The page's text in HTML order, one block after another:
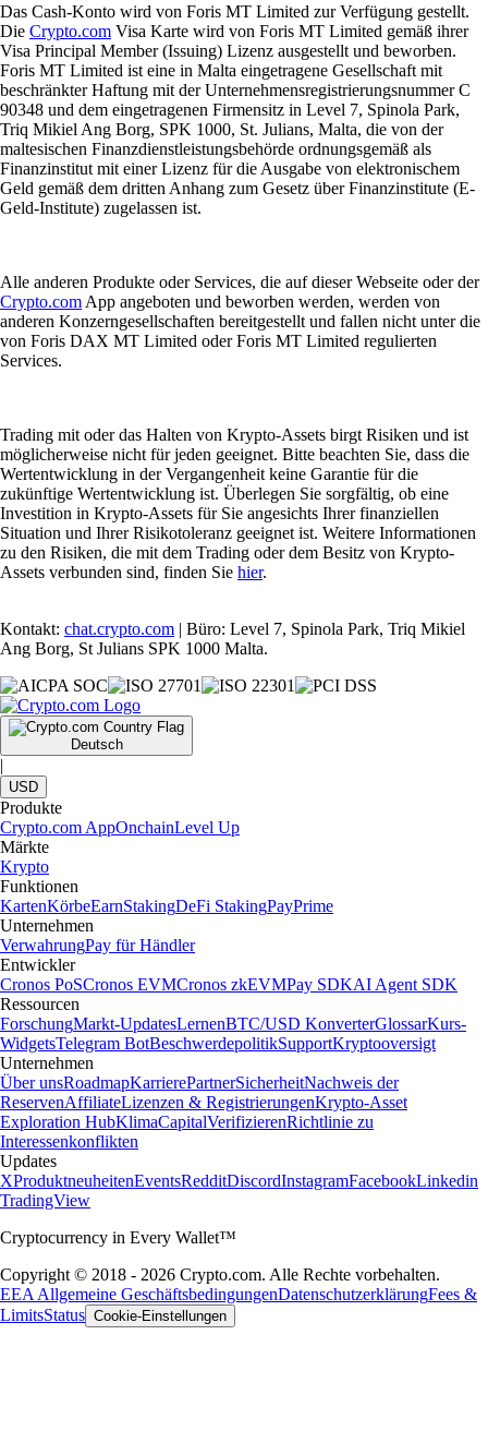
Das Cash-Konto wird von Foris MT Limited zur Verfügung gestellt.
Die Crypto.com Visa Karte wird von Foris MT Limited gemäß ihrer
Visa Principal Member (Issuing) Lizenz ausgestellt und beworben.
Foris MT Limited ist eine in Malta eingetragene Gesellschaft mit
beschränkter Haftung mit der Unternehmensregistrierungsnummer C
90348 und dem eingetragenen Firmensitz in Level 7, Spinola Park,
Triq Mikiel Ang Borg, SPK 1000, St. Julians, Malta, die von der
maltesischen Finanzdienstleistungsbehörde ordnungsgemäß als
Finanzinstitut mit einer Lizenz für die Ausgabe von elektronischem
Geld gemäß dem dritten Anhang zum Gesetz über Finanzinstitute (E-
Geld-Institute) zugelassen ist.
Alle anderen Produkte oder Services, die auf dieser Webseite oder der
Crypto.com App angeboten und beworben werden, werden von
anderen Konzerngesellschaften bereitgestellt und fallen nicht unter die
von Foris DAX MT Limited oder Foris MT Limited regulierten
Services.
Trading mit oder das Halten von Krypto-Assets birgt Risiken und ist
möglicherweise nicht für jeden geeignet. Bitte beachten Sie, dass die
Wertentwicklung in der Vergangenheit keine Garantie für die
zukünftige Wertentwicklung ist. Überlegen Sie sorgfältig, ob eine
Investition in Krypto-Assets für Sie angesichts Ihrer finanziellen
Situation und Ihrer Risikotoleranz geeignet ist. Weitere Informationen
zu den Risiken, die mit dem Trading oder dem Besitz von Krypto-
Assets verbunden sind, finden Sie hier.
Kontakt: chat.crypto.com | Büro: Level 7, Spinola Park, Triq Mikiel
Ang Borg, St Julians SPK 1000 Malta.
Deutsch
|
USD
Produkte
Crypto.com AppOnchainLevel Up
Märkte
Krypto
Funktionen
KartenKörbeEarnStakingDeFi StakingPayPrime
Unternehmen
VerwahrungPay für Händler
Entwickler
Cronos PoSCronos EVMCronos zkEVMPay SDKAI Agent SDK
Ressourcen
ForschungMarkt-UpdatesLernenBTC/USD KonverterGlossarKurs-
WidgetsTelegram BotBeschwerdepolitikSupportKryptooversigt
Unternehmen
Über unsRoadmapKarrierePartnerSicherheitNachweis der
ReservenAffiliateLizenzen & RegistrierungenKrypto-Asset
Exploration HubKlimaCapitalVerifizierenRichtlinie zu
Interessenkonflikten
Updates
XProduktneuheitenEventsRedditDiscordInstagramFacebookLinkedin
TradingView
Cryptocurrency in Every Wallet™
Copyright © 2018 - 2026 Crypto.com. Alle Rechte vorbehalten.
EEA Allgemeine GeschäftsbedingungenDatenschutzerklärungFees &
LimitsStatus Cookie-Einstellungen